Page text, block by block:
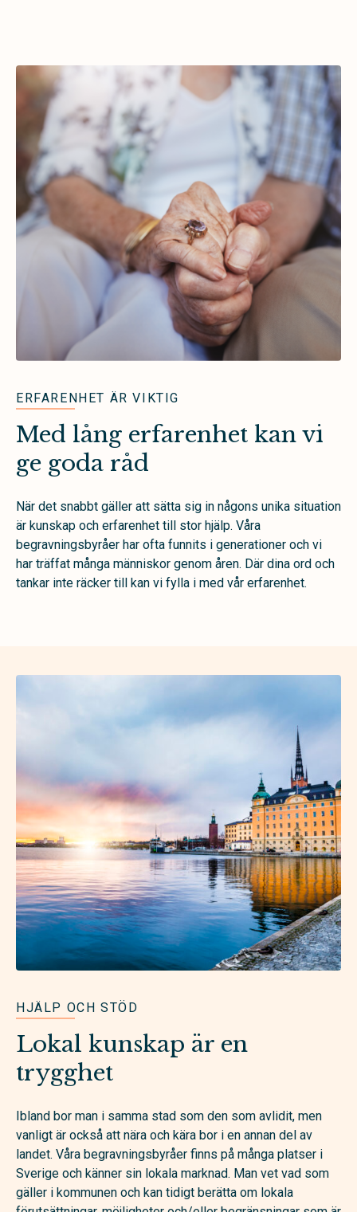
ERFARENHET ÄR VIKTIG
Med lång erfarenhet kan vi
ge goda råd
När det snabbt gäller att sätta sig in någons unika situation
är kunskap och erfarenhet till stor hjälp. Våra
begravningsbyråer har ofta funnits i generationer och vi
har träffat många människor genom åren. Där dina ord och
tankar inte räcker till kan vi fylla i med vår erfarenhet.
HJÄLP OCH STÖD
Lokal kunskap är en
trygghet
Ibland bor man i samma stad som den som avlidit, men
vanligt är också att nära och kära bor i en annan del av
landet. Våra begravningsbyråer finns på många platser i
Sverige och känner sin lokala marknad. Man vet vad som
gäller i kommunen och kan tidigt berätta om lokala